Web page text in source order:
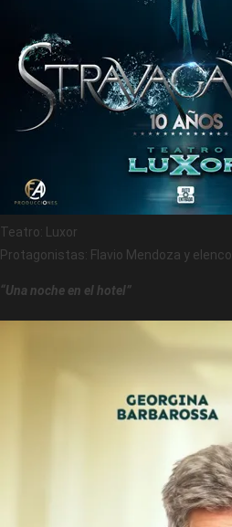
Teatro: Luxor
Protagonistas: Flavio Mendoza y elenco.
“Una noche en el hotel”